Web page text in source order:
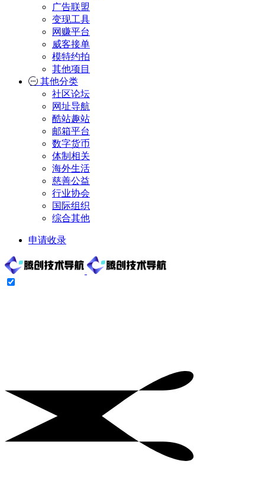
广告联盟
变现工具
网赚平台
威客接单
模特约拍
其他项目
其他分类
社区论坛
网址导航
酷站趣站
邮箱平台
数字货币
体制相关
海外生活
慈善公益
行业协会
国际组织
综合其他
申请收录